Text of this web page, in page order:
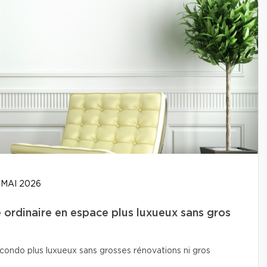
2026
en espace plus luxueux sans gros
plus luxueux sans grosses rénovations ni gros